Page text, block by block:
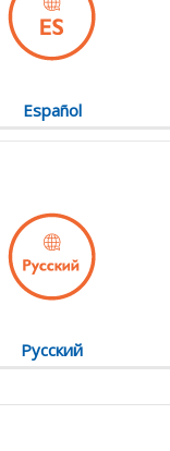
Español
Pусский